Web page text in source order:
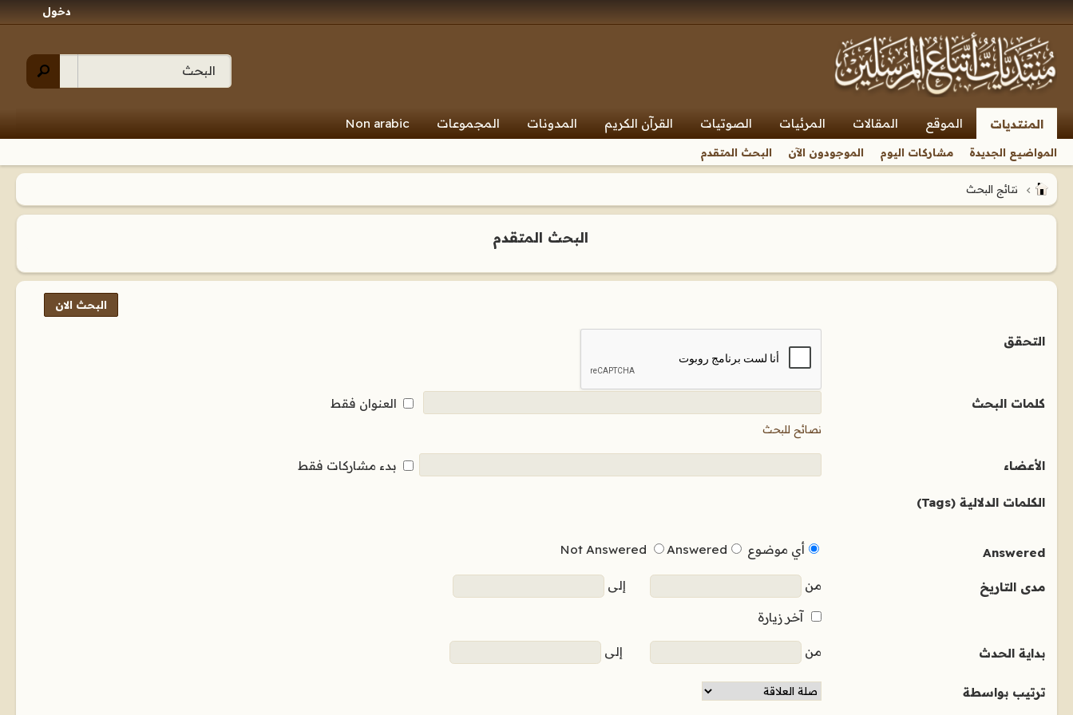
دخول
المنتديات الموقع المقالات المرئيات الصوتيات القرآن الكريم المدونات المجموعات Non arabic
المواضيع الجديدة مشاركات اليوم الموجودون الآن البحث المتقدم
نتائج البحث
البحث المتقدم
البحث الان
التحقق
كلمات البحث
نصائح للبحث
العنوان فقط
الأعضاء بدء مشاركات فقط
الكلمات الدلالية (Tags)
Answered أي موضوع Not Answered Answered
مدى التاريخ من إلى
آخر زيارة
بداية الحدث من إلى
ترتيب بواسطة